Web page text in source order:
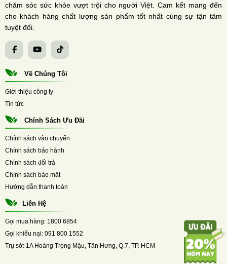
chăm sóc sức khỏe vượt trội cho người Việt. Cam kết mang đến
cho khách hàng chất lượng sản phẩm tốt nhất cùng sự tận tâm
tuyệt đối.
Về Chúng Tôi
Giới thiệu công ty
Tin tức
Chính Sách Ưu Đãi
Chính sách vận chuyển
Chính sách bảo hành
Chính sách đổi trả
Chính sách bảo mật
Hướng dẫn thanh toán
Liên Hệ
Gọi mua hàng: 1800 6854
Gọi khiếu nại: 091 800 1552
Trụ sở: 1A Hoàng Trọng Mậu, Tân Hưng, Q.7, TP. HCM